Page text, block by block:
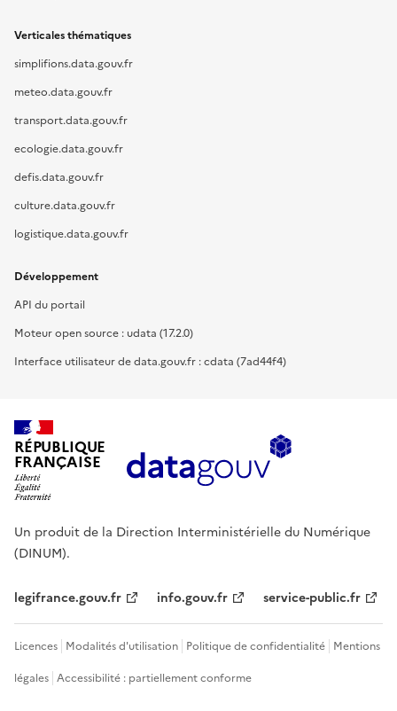
Verticales thématiques
simplifions.data.gouv.fr
meteo.data.gouv.fr
transport.data.gouv.fr
ecologie.data.gouv.fr
defis.data.gouv.fr
culture.data.gouv.fr
logistique.data.gouv.fr
Développement
API du portail
Moteur open source : udata (17.2.0)
Interface utilisateur de data.gouv.fr : cdata (7ad44f4)
RÉPUBLIQUE
FRANÇAISE
Un produit de la Direction Interministérielle du Numérique
(DINUM).
legifrance.gouv.fr info.gouv.fr service-public.fr
Licences Modalités d'utilisation Politique de confidentialité Mentions
légales Accessibilité : partiellement conforme